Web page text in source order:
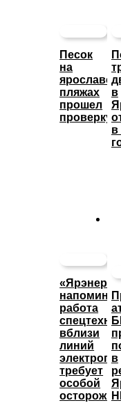
Песок
на
пляжах
прошел
проверку
в
в
работа
вблизи
линий
требует
особой
в